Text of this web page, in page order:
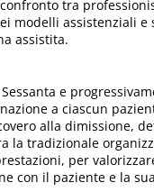
tra
modelli assistenziali
assistita.
e
a ciascun
alla dimissione,
la tradizionale
per
con il paziente e la